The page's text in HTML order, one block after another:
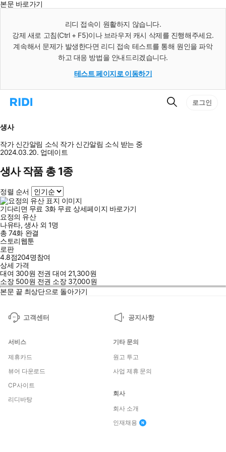
본문 바로가기
리디 접속이 원활하지 않습니다.
강제 새로 고침(Ctrl + F5)이나 브라우저 캐시 삭제를 진행해주세요.
계속해서 문제가 발생한다면 리디 접속 테스트를 통해 원인을 파악
하고 대응 방법을 안내드리겠습니다.
테스트 페이지로 이동하기
리
으
로
이
동
검
로그인
생사
작가 신간알림 소식 작가 신간알림 소식 받는 중
2024.03.20. 업데이트
생사 작품 총 1종
정렬 순서
기다리면 무료 3화 무료 상세페이지 바로가기
요정의 유산
나유타, 생사외 1명
총 74화 완결
스토리웹툰
로판
4.8점204명참여
상세 가격
대여 300원 전권 대여 21,300원
소장 500원 전권 소장 37,000원
본문 끝 최상단으로 돌아가기
고객센터 공지사항
서비스
제휴카드
뷰어 다운로드
CP사이트
리디바탕
기타 문의
원고 투고
사업 제휴 문의
회사
회사 소개
인재채용